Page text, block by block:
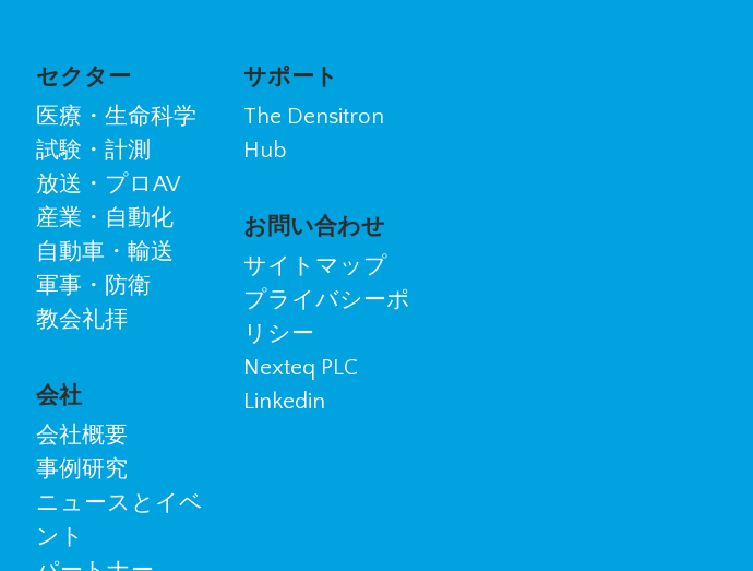
セクター
医療・生命科学
試験・計測
放送・プロAV
産業・自動化
自動車・輸送
軍事・防衛
教会礼拝
会社
会社概要
事例研究
ニュースとイベ
ント
サポート
The Densitron
Hub
お問い合わせ
サイトマップ
プライバシーポ
リシー
Nexteq PLC
Linkedin